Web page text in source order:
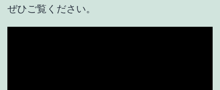
ぜひご覧ください。